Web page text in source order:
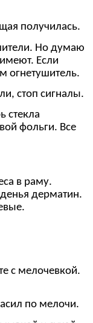
получилась.
Но думаю
Если
огнетушитель.
стоп сигналы.
стекла
фольги. Все
в раму.
дерматин.
с мелочевкой.
по мелочи.